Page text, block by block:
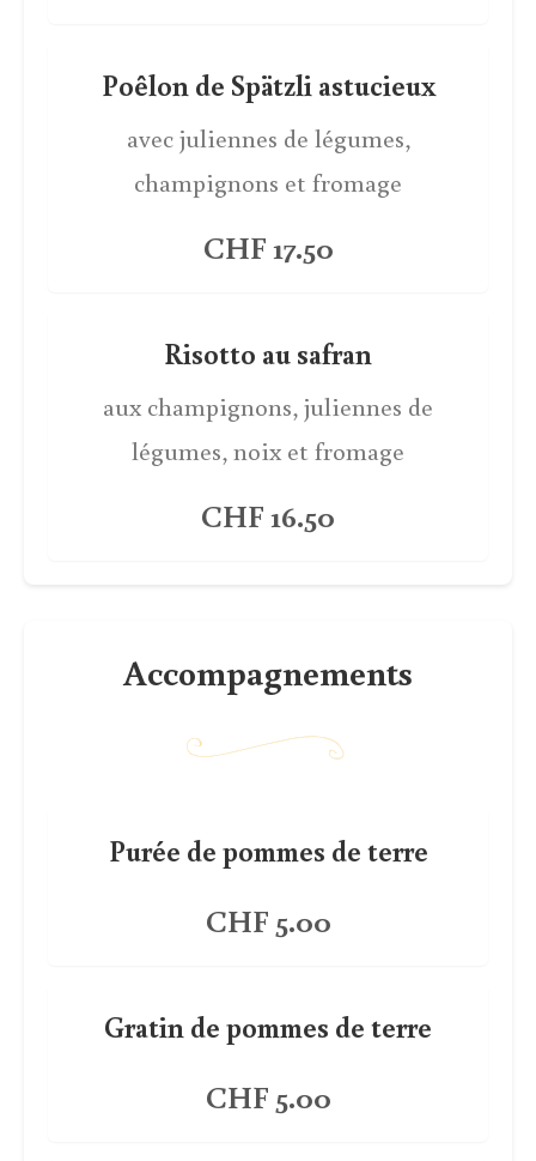
Poêlon de Spätzli astucieux
avec juliennes de légumes,
champignons et fromage
CHF 17.50
Risotto au safran
aux champignons, juliennes de
légumes, noix et fromage
CHF 16.50
Accompagnements
Purée de pommes de terre
CHF 5.00
Gratin de pommes de terre
CHF 5.00